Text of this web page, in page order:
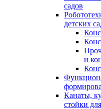
садов
детских
и
Канаты,
стойки